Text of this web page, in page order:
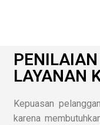
LAYANAN
Kepuasan
karena